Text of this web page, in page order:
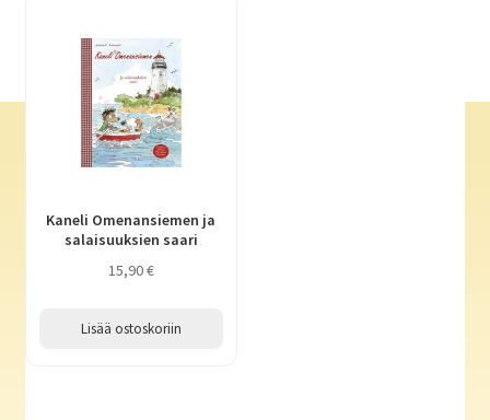
Kaneli Omenansiemen ja
salaisuuksien saari
15,90€
Lisää ostoskoriin